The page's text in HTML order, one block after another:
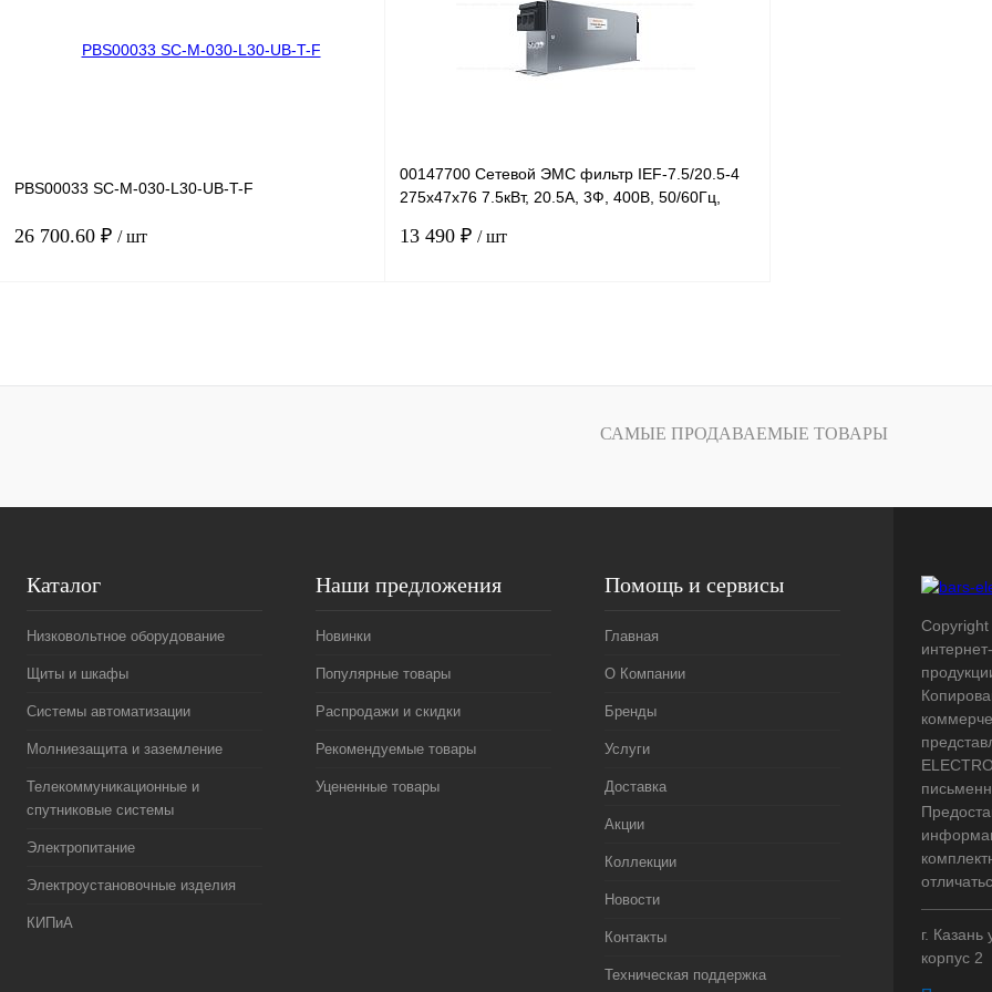
Под заказ
PBS00033 SC-M-030-L30-UB-T-F
26 700.60 ₽ / шт
Купить в 1 клик Сравнение
00147700 Сетевой ЭМС фильтр IEF-7.5/20.5-4
275х47х76 7.5кВт, 20.5А, 3Ф, 400В, 50/60Гц,
13 490 ₽ / шт
Купить в 1 клик Сравнение
САМЫЕ ПРОДАВАЕМЫЕ ТОВАРЫ
Каталог
Низковольтное оборудование
Щиты и шкафы
Системы автоматизации
Молниезащита и заземление
Телекоммуникационные и
спутниковые системы
Электропитание
Электроустановочные изделия
КИПиА
Наши предложения
Новинки
Популярные товары
Распродажи и скидки
Рекомендуемые товары
Уцененные товары
Помощь и сервисы
Главная
О Компании
Бренды
Услуги
Доставка
Акции
Коллекции
Новости
Контакты
Техническая поддержка
г.
корпус 2